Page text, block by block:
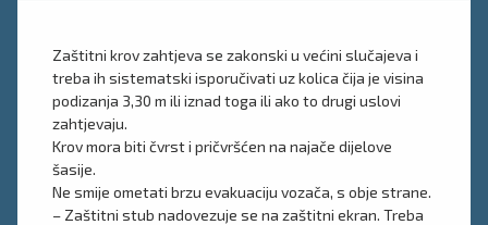
Zaštitni krov zahtjeva se zakonski u većini slučajeva i
treba ih sistematski isporučivati uz kolica čija je visina
podizanja 3,30 m ili iznad toga ili ako to drugi uslovi
zahtjevaju.
Krov mora biti čvrst i pričvršćen na najače dijelove
šasije.
Ne smije ometati brzu evakuaciju vozača, s obje strane.
– Zaštitni stub nadovezuje se na zaštitni ekran. Treba